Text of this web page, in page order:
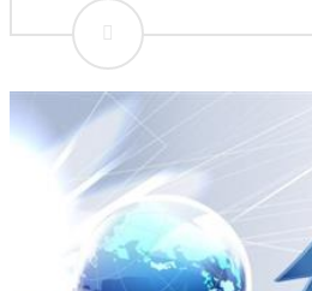
承市场创新能力越来越强，企业自
产业发展的过程中，中国既要加速
要在明确的产业发展目标和发展重
轴承产业的发展，以期实现由轴承
的转变。我国轴承行业发展至今，
基础。我国轴承市场的发展时间却
落后不少。作为现代化工业生产不
市场已经成为国家重要的战略装备
一个国家的综合国力。过去，我国
的时候都是以高昂的价格从国外引
在发达国家手中。 政府相关部门负